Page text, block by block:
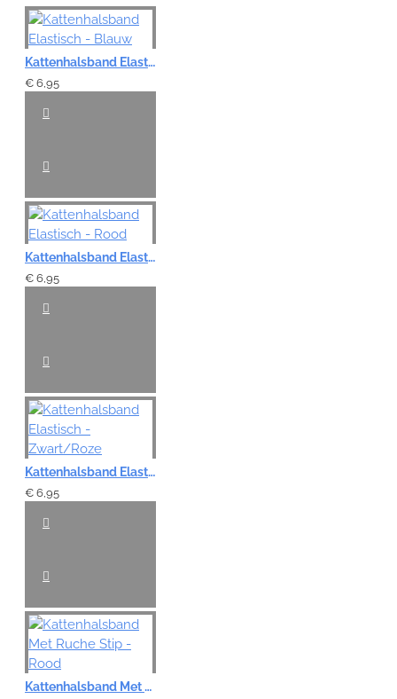
Kattenhalsband Elastisch - Blauw
€ 6,95
Kattenhalsband Elastisch - Rood
€ 6,95
Kattenhalsband Elastisch - Zwart/Roze
€ 6,95
Kattenhalsband Met Ruche Stip - Rood